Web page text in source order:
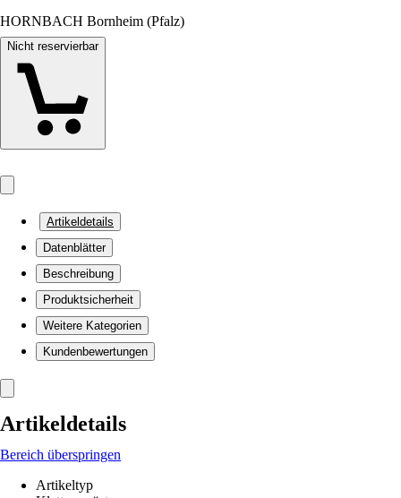
HORNBACH Bornheim (Pfalz)
Nicht reservierbar
Artikeldetails
Datenblätter
Beschreibung
Produktsicherheit
Weitere Kategorien
Kundenbewertungen
Artikeldetails
Bereich überspringen
Artikeltyp